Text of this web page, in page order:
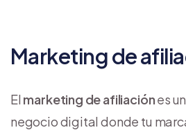
Marketing de
El marketing de afiliaciónes
negocio digital donde tu